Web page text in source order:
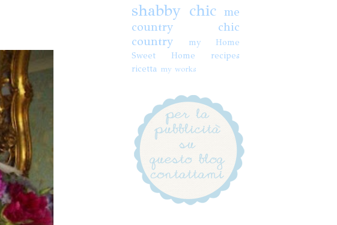
shabby chic me
country chic
country
my Home
Sweet Home
recipes
ricetta my works